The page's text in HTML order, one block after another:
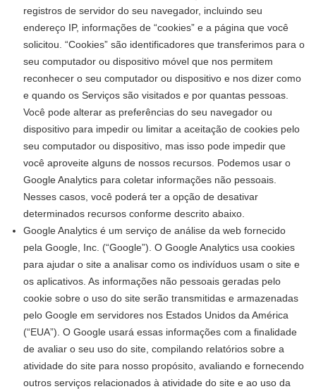
registros de servidor do seu navegador, incluindo seu
endereço IP, informações de “cookies” e a página que você
solicitou. “Cookies” são identificadores que transferimos para o
seu computador ou dispositivo móvel que nos permitem
reconhecer o seu computador ou dispositivo e nos dizer como
e quando os Serviços são visitados e por quantas pessoas.
Você pode alterar as preferências do seu navegador ou
dispositivo para impedir ou limitar a aceitação de cookies pelo
seu computador ou dispositivo, mas isso pode impedir que
você aproveite alguns de nossos recursos. Podemos usar o
Google Analytics para coletar informações não pessoais.
Nesses casos, você poderá ter a opção de desativar
determinados recursos conforme descrito abaixo.
Google Analytics é um serviço de análise da web fornecido
pela Google, Inc. (“Google”). O Google Analytics usa cookies
para ajudar o site a analisar como os indivíduos usam o site e
os aplicativos. As informações não pessoais geradas pelo
cookie sobre o uso do site serão transmitidas e armazenadas
pelo Google em servidores nos Estados Unidos da América
(“EUA”). O Google usará essas informações com a finalidade
de avaliar o seu uso do site, compilando relatórios sobre a
atividade do site para nosso propósito, avaliando e fornecendo
outros serviços relacionados à atividade do site e ao uso da